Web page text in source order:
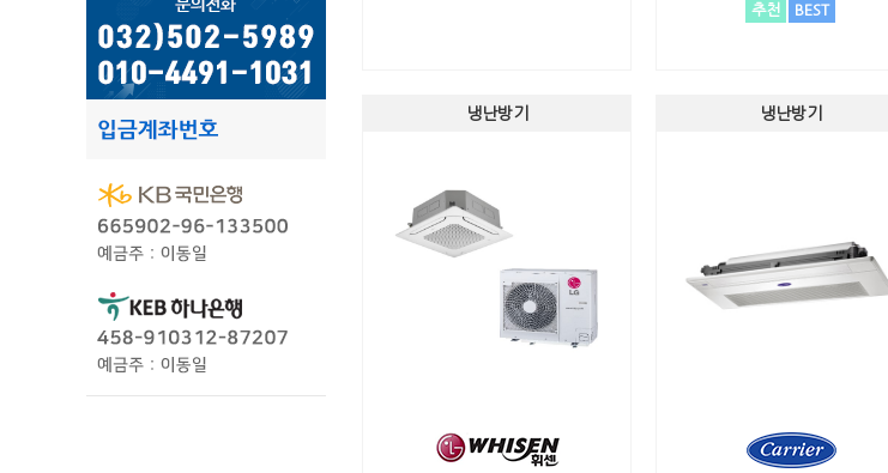
추천 BEST
냉난방기 냉난방기